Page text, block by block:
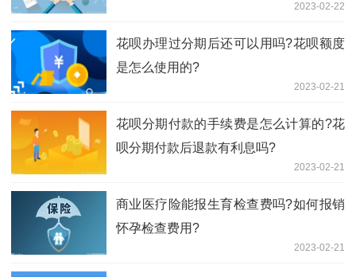
2023-02-22
花呗办理过分期后还可以用吗?花呗额度
是怎么使用的?
2023-02-21
花呗分期付款的手续费是怎么计算的?花
呗分期付款后退款有利息吗?
2023-02-21
商业医疗险能报生育检查费吗?如何报销
怀孕检查费用?
2023-02-21